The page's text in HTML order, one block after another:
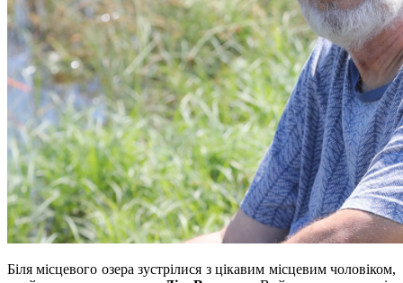
Біля місцевого озера зустрілися з цікавим місцевим чоловіком,